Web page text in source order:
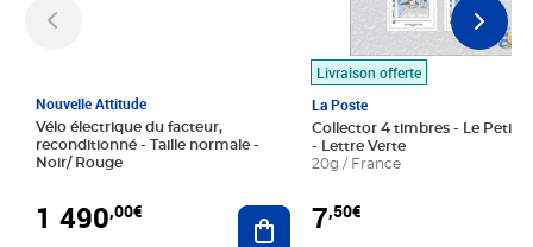
Nouvelle Attitude
Vélo électrique du facteur,
reconditionné - Taille normale -
Noir/ Rouge
1 490,00€ Ajouter au panier
Livraison offerte
La Poste
Collector 4 timbres - Le Petit
- Lettre Verte
20g / France
7,50€